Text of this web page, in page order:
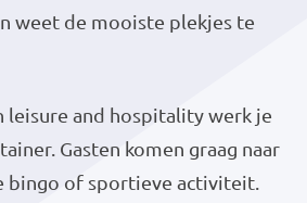
weet de mooiste plekjes te
leisure and hospitality werk je
Gasten komen graag naar
bingo of sportieve activiteit.